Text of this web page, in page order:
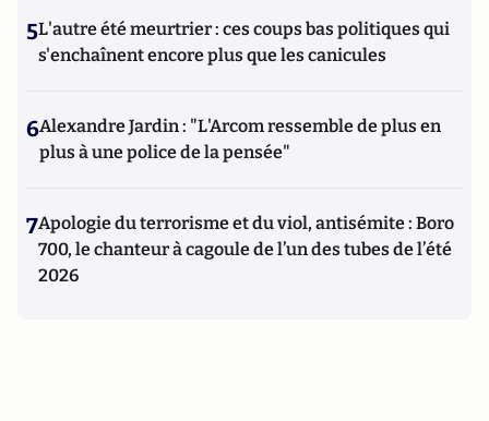
5L'autre été meurtrier : ces coups bas politiques qui
s'enchaînent encore plus que les canicules
6Alexandre Jardin : "L'Arcom ressemble de plus en
plus à une police de la pensée"
7Apologie du terrorisme et du viol, antisémite : Boro
700, le chanteur à cagoule de l’un des tubes de l’été
2026